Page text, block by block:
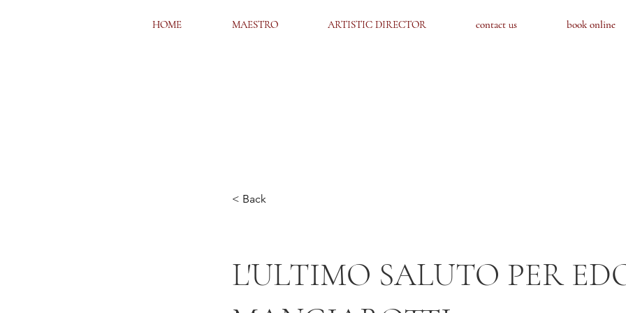
HOME MAESTRO ARTISTIC DIRECTOR contact us book online
HOME MAESTRO ARTISTIC DIRECTOR contact us book online
< Back
L'ULTIMO SALUTO PER